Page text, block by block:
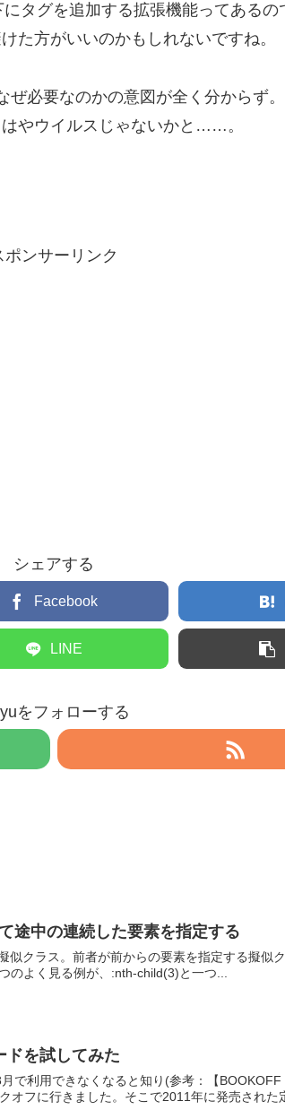
タグを追加する拡張機能ってあるの
た方がいいのかもしれないですね。
ぜ必要なのかの意図が全く分からず
やウイルスじゃないかと……。
ポンサーリンク
シェアする
Facebook
LINE
をフォローする
中の連続した要素を指定する
クラス。前者が前からの要素を指定する擬似
のよく見る例が、:nth-child(3)と一つ...
を試してみた
で利用できなくなると知り(参考：【BOOKOFF
オフに行きました。そこで2011年に発売された